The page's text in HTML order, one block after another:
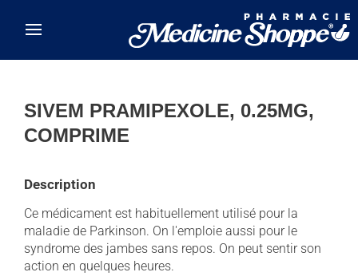
SIVEM PRAMIPEXOLE, 0.25MG,
COMPRIME
Description
Ce médicament est habituellement utilisé pour la
maladie de Parkinson. On l'emploie aussi pour le
syndrome des jambes sans repos. On peut sentir son
action en quelques heures.